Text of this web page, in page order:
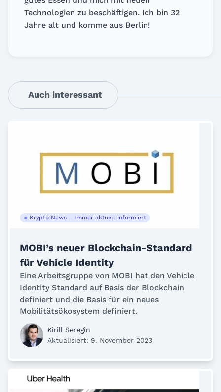
Technologien zu beschäftigen. Ich bin 32
Jahre alt und komme aus Berlin!
Auch interessant
Krypto News – Immer aktuell informiert
MOBI’s neuer Blockchain-Standard
für Vehicle Identity
Eine Arbeitsgruppe von MOBI hat den Vehicle
Identity Standard auf Basis der Blockchain
definiert und die Basis für ein neues
Mobilitätsökosystem definiert.
Kirill Seregin
Aktualisiert: 9. November 2023